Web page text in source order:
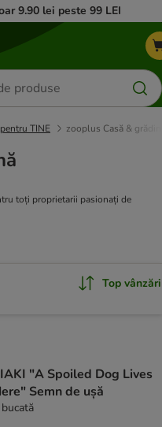
9.90 lei peste 99 LEI
TINE zooplus Casă &
toți proprietarii pasionați de
Top vânzări
"A Spoiled Dog Lives
Semn de ușă